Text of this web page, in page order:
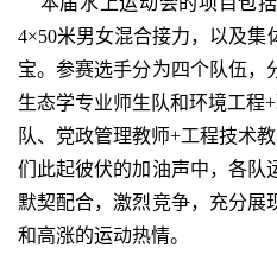
4×50米男女混合接力，以及
宝。参赛选手分为四个队伍，
生态学专业师生队和环境工程
队、党政管理教师+工程技术
们此起彼伏的加油声中，各队
默契配合，激烈竞争，充分展
和高涨的运动热情。